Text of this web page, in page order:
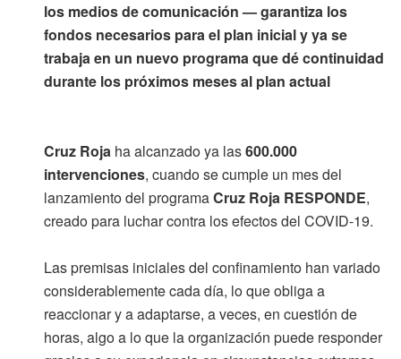
los medios de comunicación — garantiza los
fondos necesarios para el plan inicial y ya se
trabaja en un nuevo programa que dé continuidad
durante los próximos meses al plan actual
Cruz Roja ha alcanzado ya las600.000
intervenciones, cuando se cumple un mes del
lanzamiento del programaCruz Roja RESPONDE,
creado para luchar contra los efectos del COVID-19.
Las premisas iniciales del confinamiento han variado
considerablemente cada día, lo que obliga a
reaccionar y a adaptarse, a veces, en cuestión de
horas, algo a lo que la organización puede responder